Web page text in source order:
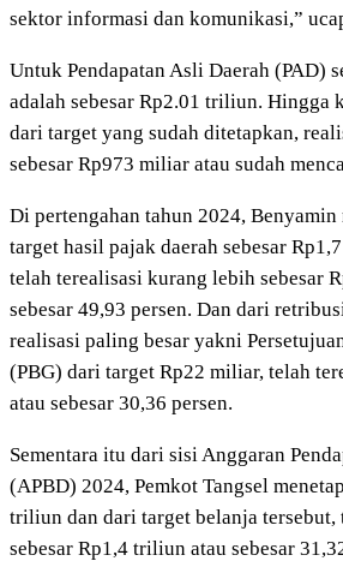
sektor informasi dan komunikasi,”
Untuk Pendapatan Asli Daerah (PAD)
adalah sebesar Rp2.01 triliun. Hingga
dari target yang sudah ditetapkan,
sebesar Rp973 miliar atau sudah
Di pertengahan tahun 2024,
target hasil pajak daerah sebesar
telah terealisasi kurang lebih sebesar
sebesar 49,93 persen. Dan dari
realisasi paling besar yakni
(PBG) dari target Rp22 miliar, telah
atau sebesar 30,36 persen.
Sementara itu dari sisi Anggaran
(APBD) 2024, Pemkot Tangsel
triliun dan dari target belanja tersebut,
sebesar Rp1,4 triliun atau sebesar